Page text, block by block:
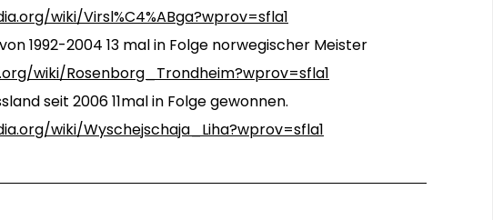
wiki/Virsl%C4%ABga?wprov=sfla1
1992-2004 13 mal in Folge norwegischer Meister
wiki/Rosenborg_Trondheim?wprov=sfla1
seit 2006 11mal in Folge gewonnen.
wiki/Wyschejschaja_Liha?wprov=sfla1